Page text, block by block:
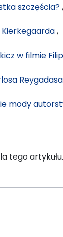
szczęścia?,
Kierkegaarda,
w filmie
Reygadasa
mody
tego artykułu.